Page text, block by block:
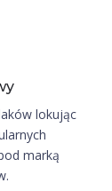
lokując
marką